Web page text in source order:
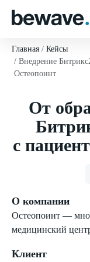
Главная
Кейсы
Внедрение
Остеопоинт
От
с
О компании
Остеопоинт —
медицинский
Клиент